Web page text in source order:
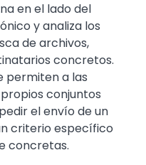
en el lado del
y analiza los
de archivos,
concretos.
permiten a las
conjuntos
el envío de un
criterio específico
concretas.